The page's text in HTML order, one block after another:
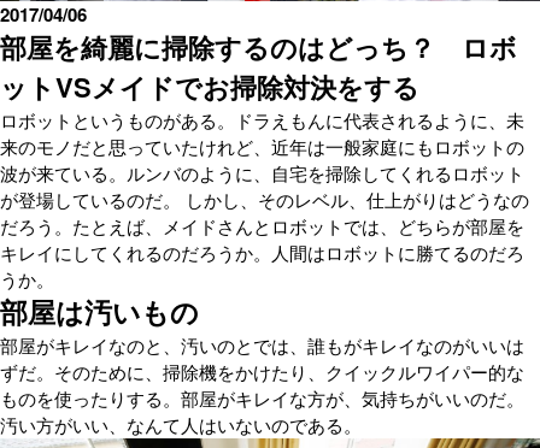
部屋を綺麗に掃除するのはどっち？ ロボ
ットVSメイドでお掃除対決をする
2017/04/06
ロボットというものがある。ドラえもんに代表されるように、未
来のモノだと思っていたけれど、近年は一般家庭にもロボットの
波が来ている。ルンバのように、自宅を掃除してくれるロボット
が登場しているのだ。 しかし、そのレベル、仕上がりはどうなの
だろう。たとえば、メイドさんとロボットでは、どちらが部屋を
キレイにしてくれるのだろうか。人間はロボットに勝てるのだろ
うか。
部屋は汚いもの
部屋がキレイなのと、汚いのとでは、誰もがキレイなのがいいは
ずだ。そのために、掃除機をかけたり、クイックルワイパー的な
ものを使ったりする。部屋がキレイな方が、気持ちがいいのだ。
汚い方がいい、なんて人はいないのである。